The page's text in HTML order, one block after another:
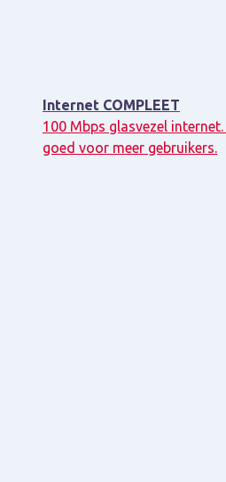
Internet COMPLEET
100 Mbps glasvezel
goed voor meer gebruikers.